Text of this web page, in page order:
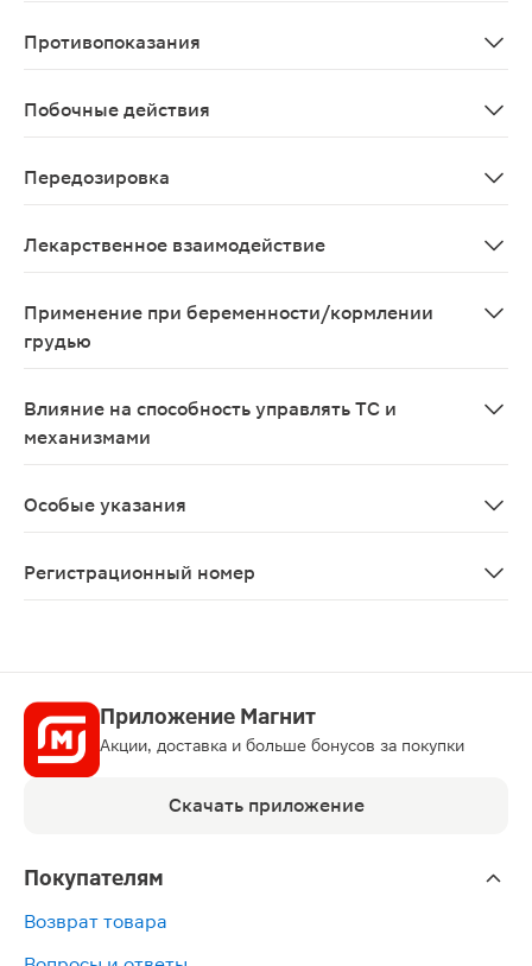
Противопоказания
Побочные действия
Передозировка
Лекарственное взаимодействие
Применение при беременности/кормлении
грудью
Влияние на способность управлять ТС и
механизмами
Особые указания
Регистрационный номер
Приложение Магнит
Акции, доставка и больше бонусов за покупки
Скачать приложение
Покупателям
Возврат товара